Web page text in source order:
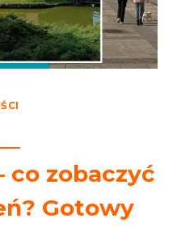
co zobaczyć
Gotowy